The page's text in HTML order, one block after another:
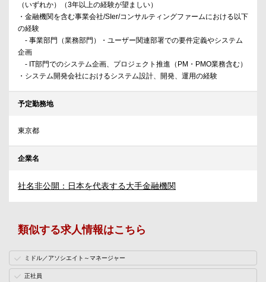
（いずれか）（3年以上の経験が望ましい）
・金融機関を含む事業会社/SIer/コンサルティングファームにおける以下
の経験
- 事業部門（業務部門）・ユーザー関連部署での要件定義やシステム
企画
- IT部門でのシステム企画、プロジェクト推進（PM・PMO業務含む）
・システム開発会社におけるシステム設計、開発、運用の経験
予定勤務地
東京都
企業名
社名非公開：日本を代表する大手金融機関
類似する求人情報はこちら
ミドル／アソシエイト～マネージャー
正社員